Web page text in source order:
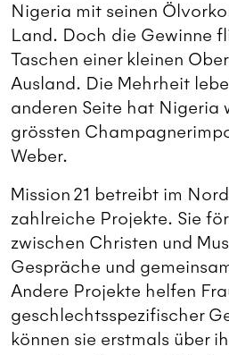
Nigeria mit seinen
Land. Doch die Gewinne
Taschen einer kleinen
Ausland. Die Mehrheit
anderen Seite hat Nigeria
grössten
Weber.
Mission 21 betreibt im
zahlreiche Projekte. Sie
zwischen Christen und
Gespräche und
Andere Projekte helfen
geschlechtsspezifischer
können sie erstmals über